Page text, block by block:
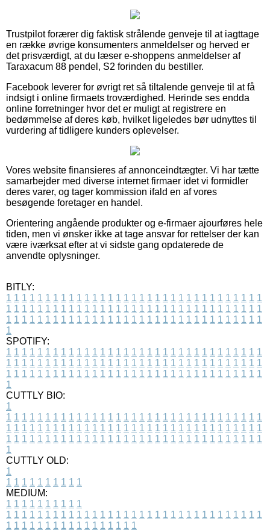
Trustpilot forærer dig faktisk strålende genveje til at iagttage
en række øvrige konsumenters anmeldelser og herved er
det prisværdigt, at du læser e-shoppens anmeldelser af
Taraxacum 88 pendel, S2 forinden du bestiller.
Facebook leverer for øvrigt ret så tiltalende genveje til at få
indsigt i online firmaets troværdighed. Herinde ses endda
online forretninger hvor det er muligt at registrere en
bedømmelse af deres køb, hvilket ligeledes bør udnyttes til
vurdering af tidligere kunders oplevelser.
Vores website finansieres af annonceindtægter. Vi har tætte
samarbejder med diverse internet firmaer idet vi formidler
deres varer, og tager kommission ifald en af vores
besøgende foretager en handel.
Orientering angående produkter og e-firmaer ajourføres hele
tiden, men vi ønsker ikke at tage ansvar for rettelser der kan
være iværksat efter at vi sidste gang opdaterede de
anvendte oplysninger.
BITLY:
1 1 1 1 1 1 1 1 1 1 1 1 1 1 1 1 1 1 1 1 1 1 1 1 1 1 1 1 1 1 1 1 1
1 1 1 1 1 1 1 1 1 1 1 1 1 1 1 1 1 1 1 1 1 1 1 1 1 1 1 1 1 1 1 1 1
1 1 1 1 1 1 1 1 1 1 1 1 1 1 1 1 1 1 1 1 1 1 1 1 1 1 1 1 1 1 1 1 1
1
SPOTIFY:
1 1 1 1 1 1 1 1 1 1 1 1 1 1 1 1 1 1 1 1 1 1 1 1 1 1 1 1 1 1 1 1 1
1 1 1 1 1 1 1 1 1 1 1 1 1 1 1 1 1 1 1 1 1 1 1 1 1 1 1 1 1 1 1 1 1
1 1 1 1 1 1 1 1 1 1 1 1 1 1 1 1 1 1 1 1 1 1 1 1 1 1 1 1 1 1 1 1 1
1
CUTTLY BIO:
1
1 1 1 1 1 1 1 1 1 1 1 1 1 1 1 1 1 1 1 1 1 1 1 1 1 1 1 1 1 1 1 1 1
1 1 1 1 1 1 1 1 1 1 1 1 1 1 1 1 1 1 1 1 1 1 1 1 1 1 1 1 1 1 1 1 1
1 1 1 1 1 1 1 1 1 1 1 1 1 1 1 1 1 1 1 1 1 1 1 1 1 1 1 1 1 1 1 1 1
1
CUTTLY OLD:
1
1 1 1 1 1 1 1 1 1 1
MEDIUM:
1 1 1 1 1 1 1 1 1 1
1 1 1 1 1 1 1 1 1 1 1 1 1 1 1 1 1 1 1 1 1 1 1 1 1 1 1 1 1 1 1 1 1
1 1 1 1 1 1 1 1 1 1 1 1 1 1 1 1 1